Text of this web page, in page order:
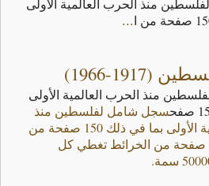
...
1966)
منذ الحرب العالمية الأولى
سجل شامل لفلسطين منذ
الحرب العالمية الأولى بما في ذلك 150 صفحة من
التحليل و 450 صفحة من الخرائط تغطي كل